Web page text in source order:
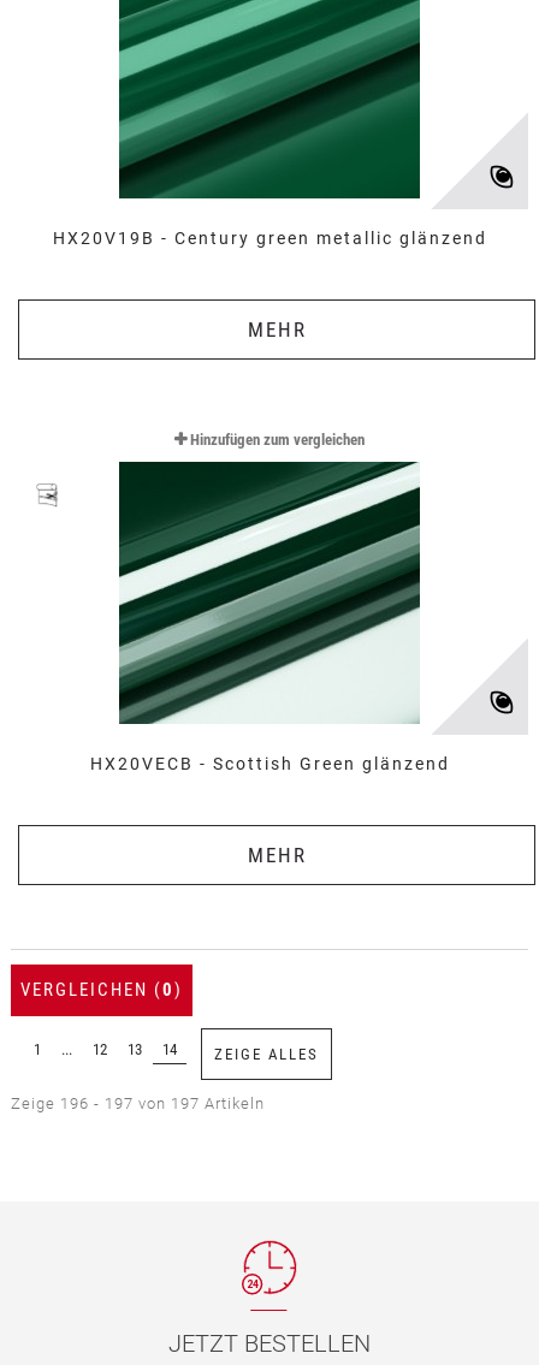
HX20V19B - Century green metallic glänzend
MEHR
HX20VECB - Scottish Green glänzend
MEHR
Hinzufügen zum vergleichen
VERGLEICHEN (0)
ZEIGE ALLES
1 ... 12 13 14
Zeige 196 - 197 von 197 Artikeln
JETZT BESTELLEN